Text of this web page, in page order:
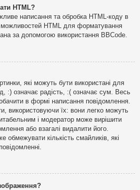
HTML?
написання та обробка HTML-коду в
можливостей HTML для форматування
за допомогою використання BBCode.
які можуть бути використані для
:) означає радість, :( означає сум. Весь
в формі написання повідомлення.
використовуючи їх: вони легко можуть
і модератор може вирішити
або взагалі видалити його.
обмежувати кількість смайликів, які